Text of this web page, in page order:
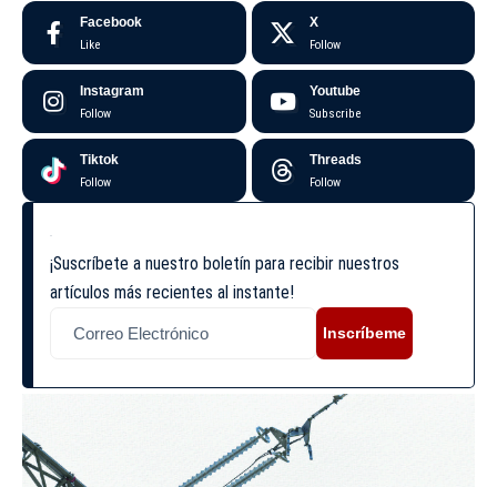
Facebook
Like
X
Follow
Instagram
Follow
Youtube
Subscribe
Tiktok
Follow
Threads
Follow
¡Suscríbete a nuestro boletín para recibir nuestros
artículos más recientes al instante!
Inscríbeme